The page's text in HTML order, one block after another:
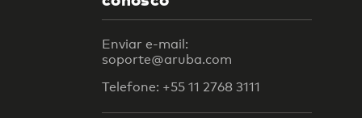
Enviar e-mail:
soporte@aruba.com
Telefone: +55 11 2768 3111